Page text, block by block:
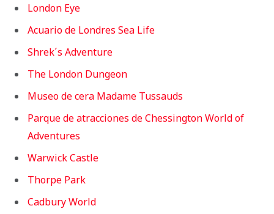
London Eye
Acuario de Londres Sea Life
Shrek´s Adventure
The London Dungeon
Museo de cera Madame Tussauds
Parque de atracciones de Chessington World of
Adventures
Warwick Castle
Thorpe Park
Cadbury World